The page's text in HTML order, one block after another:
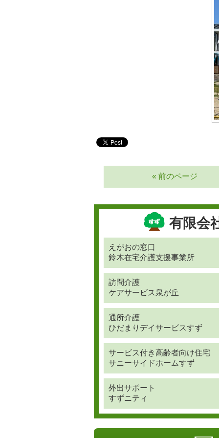
« 前のページ
有限会
えがおの窓口
鈴木在宅介護支援事業所
訪問介護
ケアサービス泉が丘
通所介護
ひだまりデイサービスすず
サービス付き高齢者向け住宅
サニーサイドホームすず
外出サポート
すずニティ